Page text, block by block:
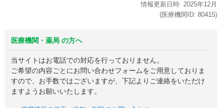
情報更新日時: 2025年12月
(医療機関ID: 80415)
医療機関・薬局 の方へ
当サイトはお電話での対応を行っておりません。
ご希望の内容ごとにお問い合わせフォームをご用意しておりま
すので、お手数ではございますが、下記よりご連絡をいただけ
ますようお願いいたします。